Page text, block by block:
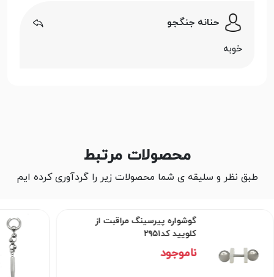
حنانه جنگجو
خوبه
محصولات مرتبط
طبق نظر و سلیقه ی شما محصولات زیر را گردآوری کرده ایم
گوشواره پیرسینگ مراقبت از
کلویید کد۲۹۵۱
ناموجود